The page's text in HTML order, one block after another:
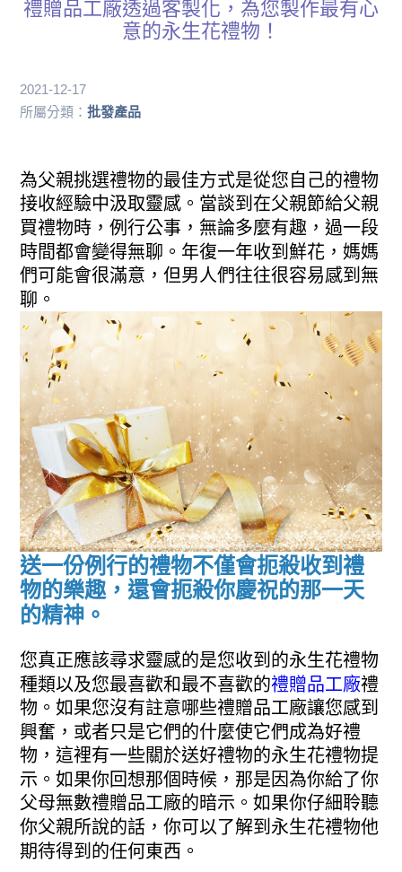
禮贈品工廠透過客製化，為您製作最有心
意的永生花禮物！
2021-12-17
所屬分類：批發產品
為父親挑選禮物的最佳方式是從您自己的禮物
接收經驗中汲取靈感。當談到在父親節給父親
買禮物時，例行公事，無論多麼有趣，過一段
時間都會變得無聊。年復一年收到鮮花，媽媽
們可能會很滿意，但男人們往往很容易感到無
聊。
送一份例行的禮物不僅會扼殺收到禮
物的樂趣，還會扼殺你慶祝的那一天
的精神。
您真正應該尋求靈感的是您收到的永生花禮物
種類以及您最喜歡和最不喜歡的禮贈品工廠禮
物。如果您沒有註意哪些禮贈品工廠讓您感到
興奮，或者只是它們的什麼使它們成為好禮
物，這裡有一些關於送好禮物的永生花禮物提
示。如果你回想那個時候，那是因為你給了你
父母無數禮贈品工廠的暗示。如果你仔細聆聽
你父親所說的話，你可以了解到永生花禮物他
期待得到的任何東西。